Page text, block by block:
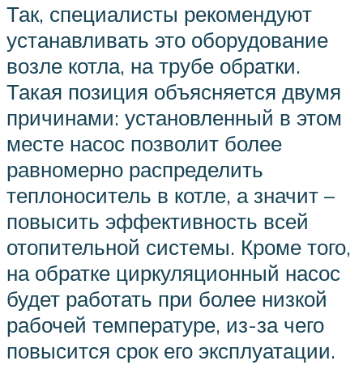
Так, специалисты рекомендуют
устанавливать это оборудование
возле котла, на трубе обратки.
Такая позиция объясняется двумя
причинами: установленный в этом
месте насос позволит более
равномерно распределить
теплоноситель в котле, а значит –
повысить эффективность всей
отопительной системы. Кроме того,
на обратке циркуляционный насос
будет работать при более низкой
рабочей температуре, из-за чего
повысится срок его эксплуатации.